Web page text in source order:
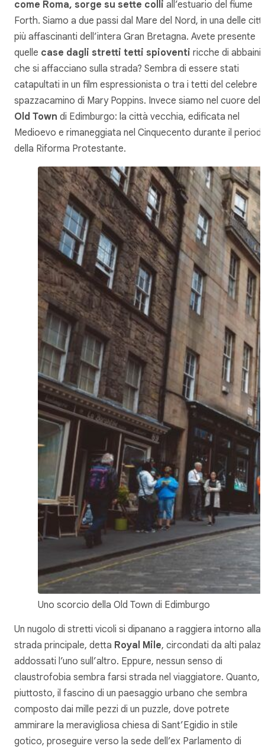
come Roma, sorge su sette colli all’estuario del fiume
Forth. Siamo a due passi dal Mare del Nord, in una delle
più affascinanti dell’intera Gran Bretagna. Avete presente
quelle case dagli stretti tetti spioventi ricche di abbaini
che si affacciano sulla strada? Sembra di essere stati
catapultati in un film espressionista o tra i tetti del celebre
spazzacamino di Mary Poppins. Invece siamo nel cuore
Old Town di Edimburgo: la città vecchia, edificata nel
Medioevo e rimaneggiata nel Cinquecento durante il
della Riforma Protestante.
Uno scorcio della Old Town di Edimburgo
Un nugolo di stretti vicoli si dipanano a raggiera intorno alla
strada principale, detta Royal Mile, circondati da alti
addossati l’uno sull’altro. Eppure, nessun senso di
claustrofobia sembra farsi strada nel viaggiatore. Quanto,
piuttosto, il fascino di un paesaggio urbano che sembra
composto dai mille pezzi di un puzzle, dove potrete
ammirare la meravigliosa chiesa di Sant’Egidio in stile
gotico, proseguire verso la sede dell’ex Parlamento di